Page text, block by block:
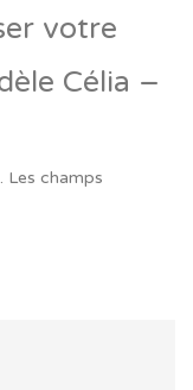
votre
Célia –
Les champs